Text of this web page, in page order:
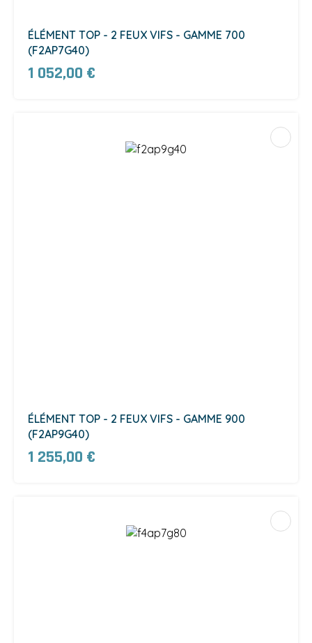
ÉLÉMENT TOP - 2 FEUX VIFS - GAMME 700
(F2AP7G40)
1 052,00 €
ÉLÉMENT TOP - 2 FEUX VIFS - GAMME 900
(F2AP9G40)
1 255,00 €